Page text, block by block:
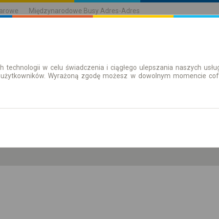
Międzynarodowe Busy Adres-Adres
| Bilety Bilety okresowe
technologii w celu świadczenia i ciągłego ulepszania naszych
Wyrażoną zgodę możesz w dowolnym momencie